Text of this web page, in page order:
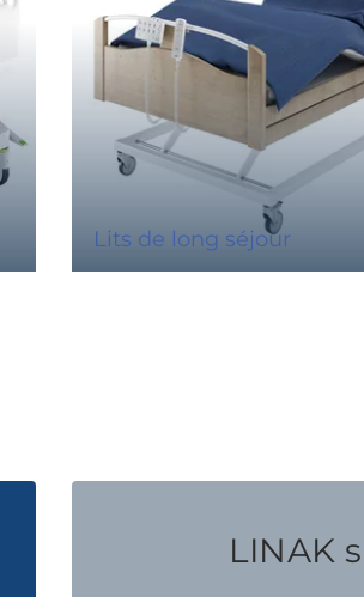
Lits de long séjour
LINAK